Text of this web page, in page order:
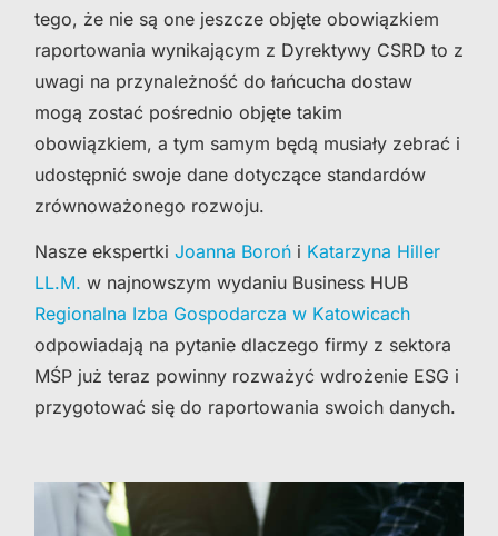
tego, że nie są one jeszcze objęte obowiązkiem
raportowania wynikającym z Dyrektywy CSRD to z
uwagi na przynależność do łańcucha dostaw
mogą zostać pośrednio objęte takim
obowiązkiem, a tym samym będą musiały zebrać i
udostępnić swoje dane dotyczące standardów
zrównoważonego rozwoju.
Nasze ekspertki Joanna Boroń i Katarzyna Hiller
LL.M. w najnowszym wydaniu Business HUB
Regionalna Izba Gospodarcza w Katowicach
odpowiadają na pytanie dlaczego firmy z sektora
MŚP już teraz powinny rozważyć wdrożenie ESG i
przygotować się do raportowania swoich danych.